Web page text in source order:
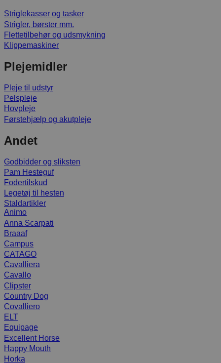
Striglekasser og tasker
Strigler, børster mm.
Flettetilbehør og udsmykning
Klippemaskiner
Plejemidler
Pleje til udstyr
Pelspleje
Hovpleje
Førstehjælp og akutpleje
Andet
Godbidder og sliksten
Pam Hesteguf
Fodertilskud
Legetøj til hesten
Staldartikler
Animo
Anna Scarpati
Braaaf
Campus
CATAGO
Cavalliera
Cavallo
Clipster
Country Dog
Covalliero
ELT
Equipage
Excellent Horse
Happy Mouth
Horka